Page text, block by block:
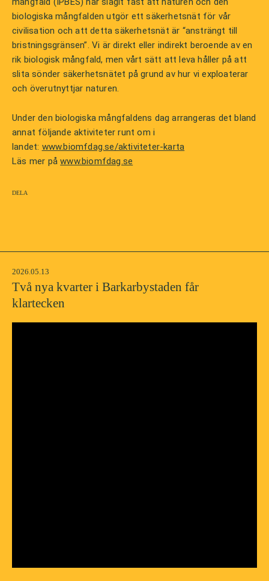
biologiska mångfalden utgör ett säkerhetsnät för vår
civilisation och att detta säkerhetsnät är “ansträngt till
bristningsgränsen”. Vi är direkt eller indirekt beroende av en
rik biologisk mångfald, men vårt sätt att leva håller på att
slita sönder säkerhetsnätet på grund av hur vi exploaterar
och överutnyttjar naturen.
Under den biologiska mångfaldens dag arrangeras det bland
annat följande aktiviteter runt om i
landet: www.biomfdag.se/aktiviteter-karta
Läs mer påwww.biomfdag.se
2026.05.13
Två nya kvarter i Barkarbystaden får
klartecken